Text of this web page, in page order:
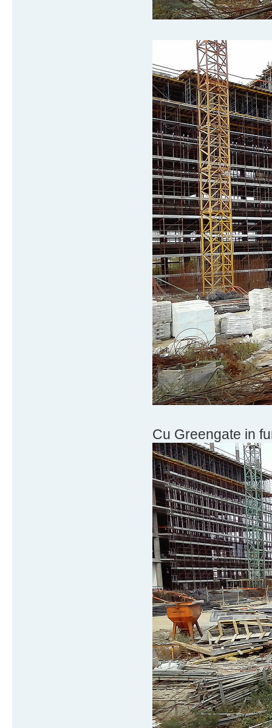
Cu Greengate in